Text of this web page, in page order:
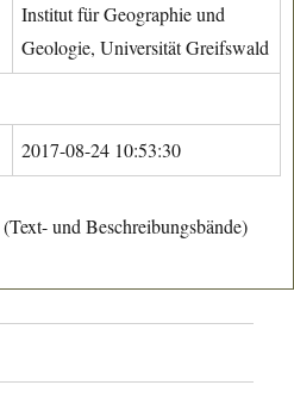
Institut für Geographie und
Geologie, Universität Greifswald
2017-08-24 10:53:30
und Beschreibungsbände)